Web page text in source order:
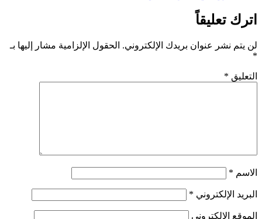
اترك تعليقاً
لن يتم نشر عنوان بريدك الإلكتروني. الحقول الإلزامية مشار إليها بـ
*
التعليق *
الاسم *
البريد الإلكتروني *
الموقع الإلكتروني